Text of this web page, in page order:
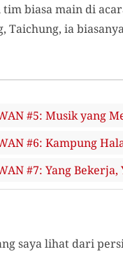
tim biasa main di
Taichung, ia
#5: Musik yang
#6: Kampung
#7: Yang
saya lihat dari